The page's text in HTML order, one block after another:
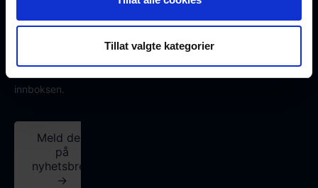
Tillat valgte kategorier
fiberoptisk
innboksen.
Meld deg
på
nyhetsbrev
→